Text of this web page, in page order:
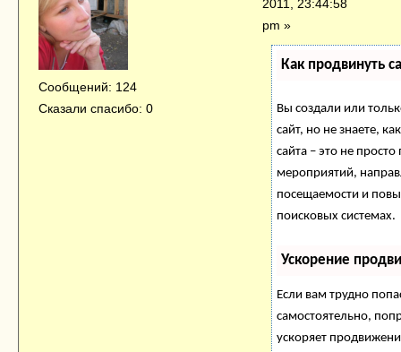
Сообщений: 124
Сказали спасибо: 0
2011, 23:44:58
pm »
Как продвинуть
Вы создали или
сайт, но не знаете,
сайта – это не
мероприятий,
посещаемости и
поисковых системах.
Ускорение
Если вам трудно
самостоятельно,
ускоряет